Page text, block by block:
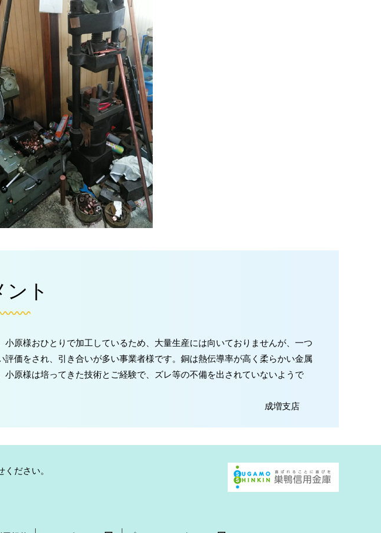
ト
原様おひとりで加工しているため、大量生産には向いておりませんが、一つ
価をされ、引き合いが多い事業者様です。銅は熱伝導率が高く柔らかい金属
原様は培ってきた技術とご経験で、ズレ等の不備を出されていないようで
成増支店
ださい。